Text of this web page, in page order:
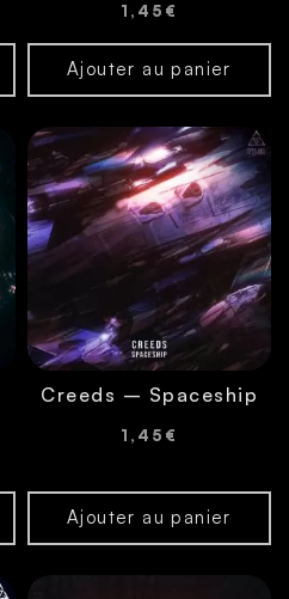
1,45 €
Ajouter au panier
Creeds – Spaceship
1,45 €
Ajouter au panier